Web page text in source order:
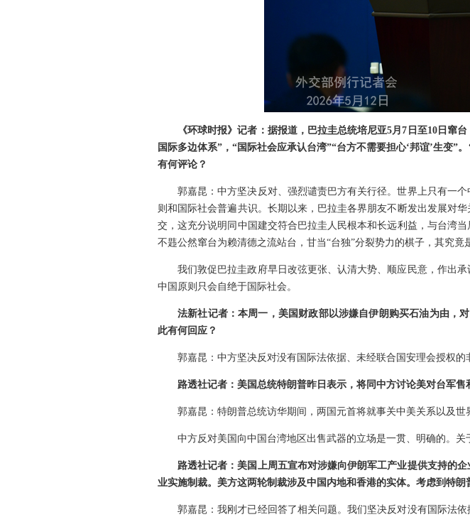
《环球时报》记者：据报道，巴拉圭总统培尼亚5月7日至10日窜
国际多边体系”，“国际社会应承认台湾”“台方不需要担心‘邦谊’生变
有何评论？
郭嘉昆：中方坚决反对、强烈谴责巴方有关行径。世界上只有一
则和国际社会普遍共识。长期以来，巴拉圭各界朋友不断发出发展对
交，这充分说明同中国建交符合巴拉圭人民根本和长远利益，与台湾
不韪公然窜台为赖清德之流站台，甘当“台独”分裂势力的棋子，其究
我们敦促巴拉圭政府早日改弦更张、认清大势、顺应民意，作出
中国原则只会自绝于国际社会。
法新社记者：本周一，美国财政部以涉嫌自伊朗购买石油为由，
此有何回应？
郭嘉昆：中方坚决反对没有国际法依据、未经联合国安理会授权
路透社记者：美国总统特朗普昨日表示，将同中方讨论美对台军
郭嘉昆：特朗普总统访华期间，两国元首将就事关中美关系以及世
中方反对美国向中国台湾地区出售武器的立场是一贯、明确的。关
路透社记者：美国上周五宣布对涉嫌向伊朗军工产业提供支持的
业实施制裁。美方这两轮制裁涉及中国内地和香港的实体。考虑到特
郭嘉昆：我刚才已经回答了相关问题。我们坚决反对没有国际法